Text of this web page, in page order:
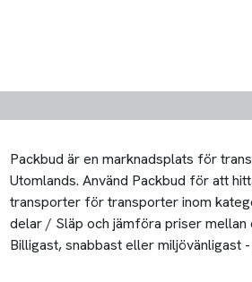
Packbud är en marknadsplats för
Utomlands. Använd Packbud för att
transporter för transporter inom
delar / Släp och jämföra priser mellan
Billigast, snabbast eller miljövänligast -